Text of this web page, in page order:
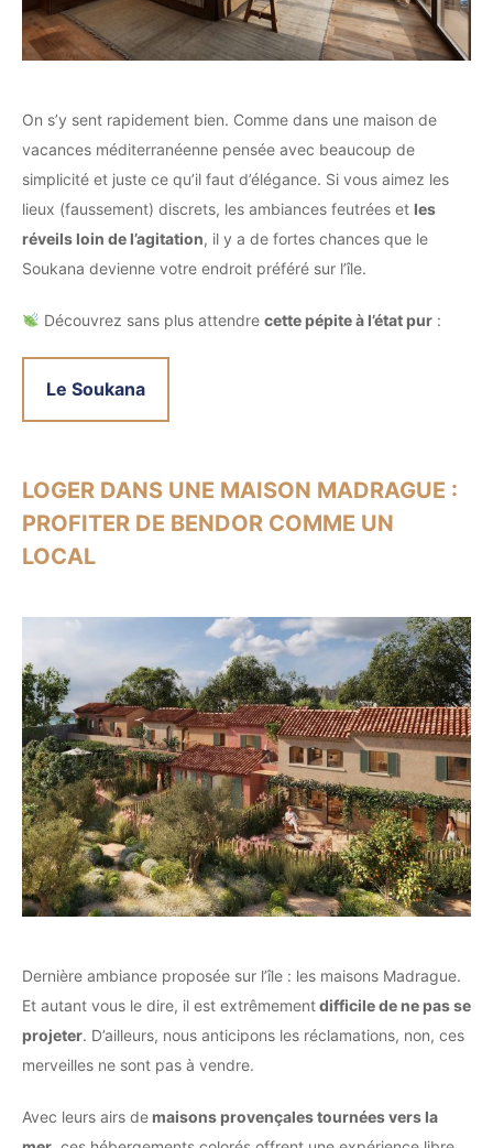
On s’y sent rapidement bien. Comme dans une maison de
vacances méditerranéenne pensée avec beaucoup de
simplicité et juste ce qu’il faut d’élégance. Si vous aimez les
lieux (faussement) discrets, les ambiances feutrées et les
réveils loin de l’agitation, il y a de fortes chances que le
Soukana devienne votre endroit préféré sur l’île.
Découvrez sans plus attendre cette pépite à l’état pur:
Le Soukana
LOGER DANS UNE MAISON MADRAGUE :
PROFITER DE BENDOR COMME UN
LOCAL
Dernière ambiance proposée sur l’île : les maisons Madrague.
Et autant vous le dire, il est extrêmementdifficile de ne pas se
projeter. D’ailleurs, nous anticipons les réclamations, non, ces
merveilles ne sont pas à vendre.
Avec leurs airs demaisons provençales tournées vers la